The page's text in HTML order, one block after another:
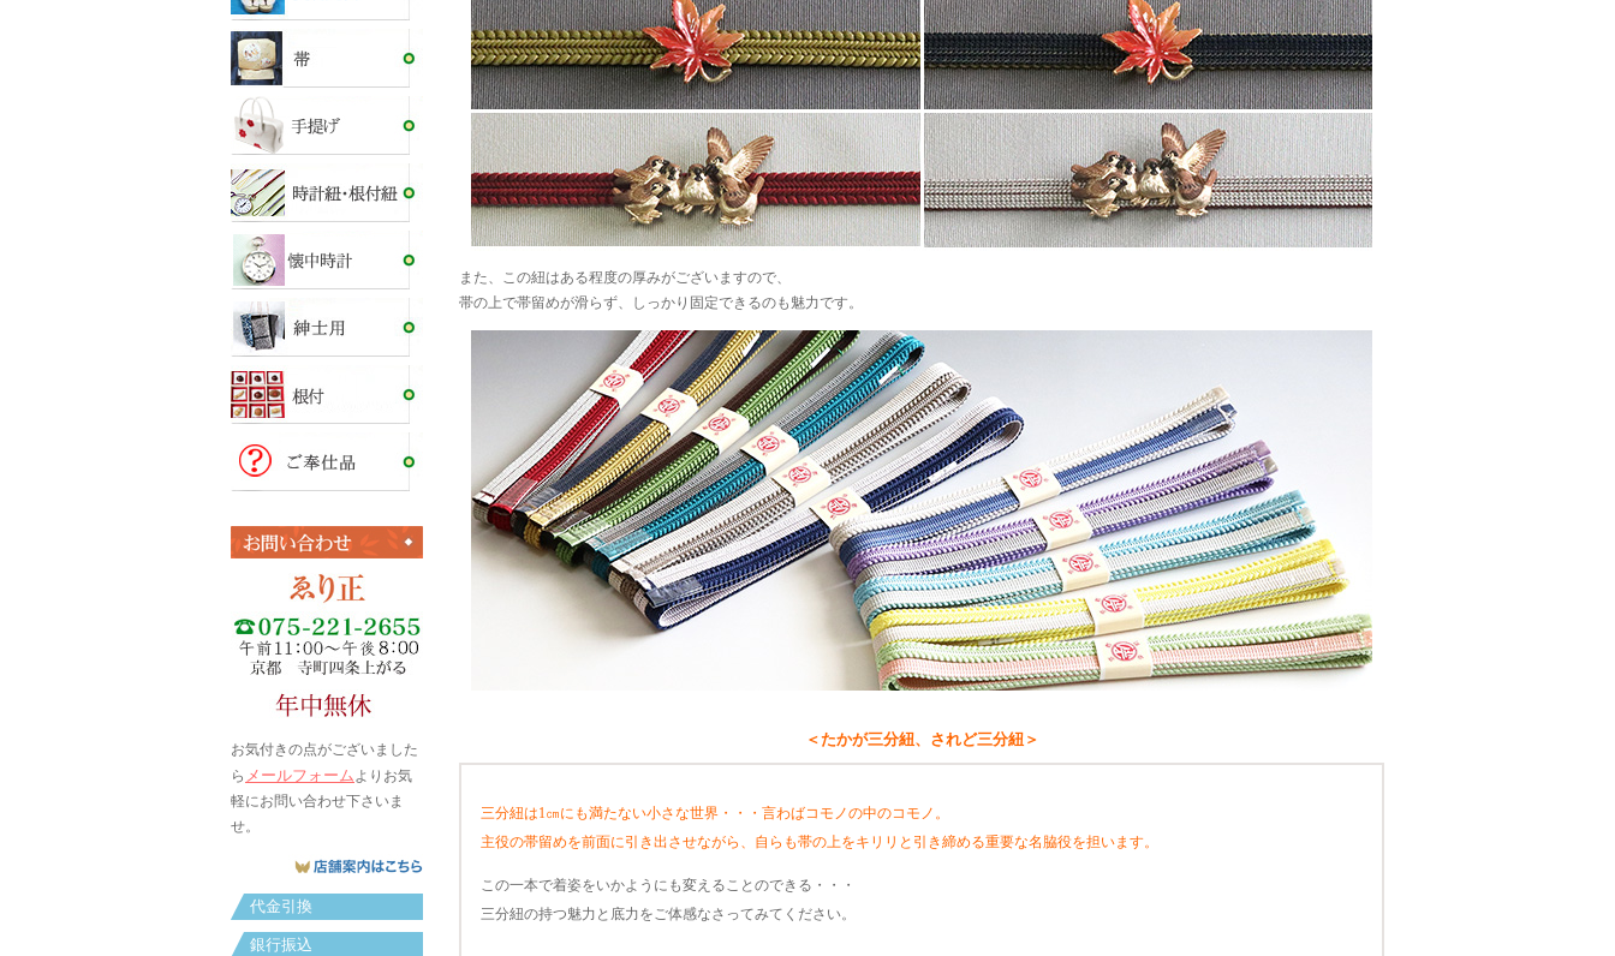
お気付きの点がございました
ら メールフォームよりお気
軽にお問い合わせ下さいま
せ。
代金引換
銀行振込
また、この紐はある程度の厚みがございますので、
帯の上で帯留めが滑らず、しっかり固定できるのも魅力です。
＜たかが三分紐、されど三分紐＞
三分紐は1㎝にも満たない小さな世界・・・言わばコモノの中のコモノ。
主役の帯留めを前面に引き出させながら、自らも帯の上をキリリと引き締める重要な名脇役を担います。
この一本で着姿をいかようにも変えることのできる・・・
三分紐の持つ魅力と底力をご体感なさってみてください。